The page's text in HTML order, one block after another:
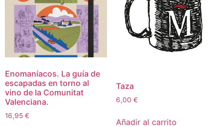
Enomaníacos. La guía de
escapadas en torno al
vino de la Comunitat
Valenciana.
16,95 €
Taza
6,00 €
Añadir al carrito